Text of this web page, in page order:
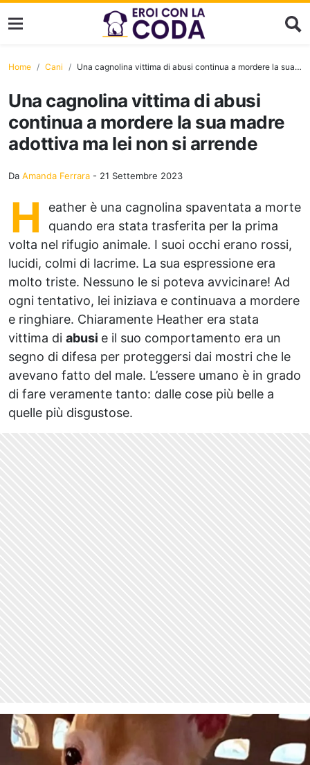
Home Cani Una cagnolina vittima di abusi continua a mordere la sua madre adottiva ma lei non si arrende
Una cagnolina vittima di abusi
continua a mordere la sua madre
adottiva ma lei non si arrende
Da Amanda Ferrara - 21 Settembre 2023
H
eather è una cagnolina spaventata a morte
quando era stata trasferita per la prima
volta nel rifugio animale. I suoi occhi erano rossi,
lucidi, colmi di lacrime. La sua espressione era
molto triste. Nessuno le si poteva avvicinare! Ad
ogni tentativo, lei iniziava e continuava a mordere
e ringhiare. Chiaramente Heather era stata
vittima di abusi e il suo comportamento era un
segno di difesa per proteggersi dai mostri che le
avevano fatto del male. L’essere umano è in grado
di fare veramente tanto: dalle cose più belle a
quelle più disgustose.